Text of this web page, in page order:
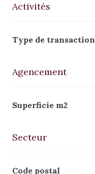
Activités
Type de transaction
Agencement
Superficie m2
Secteur
Code postal